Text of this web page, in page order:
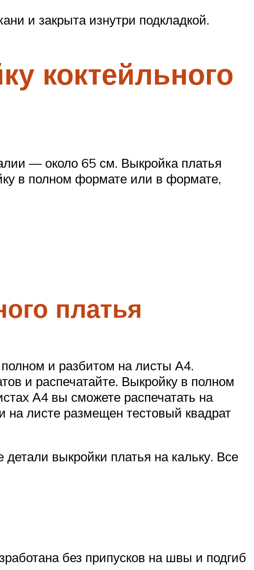
и закрыта изнутри подкладкой.
коктейльного
— около 65 см. Выкройка платья
в полном формате или в формате,
платья
и разбитом на листы А4.
и распечатайте. Выкройку в полном
А4 вы сможете распечатать на
на листе размещен тестовый квадрат
выкройки платья на кальку. Все
без припусков на швы и подгиб